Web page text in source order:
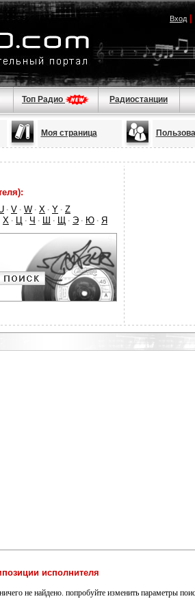
Вход|
Топ Радио Радиостанции
Моя страница
· V · W · X · Y · Z
Х · Ц · Ч · Ш · Щ · Э · Ю · Я
исполнителя
не найдено. попробуйте изменить параметры